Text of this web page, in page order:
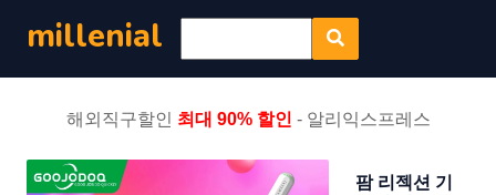
millenial
해외직구할인 최대 90% 할인 - 알리익스프레스
팜 리젝션 기